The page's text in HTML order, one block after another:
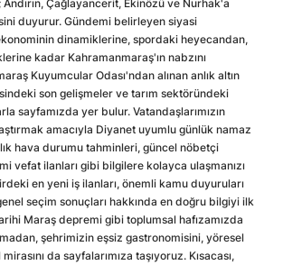
Çağlayancerit, Ekinözü ve Nurhak'a
duyurur. Gündemi belirleyen siyasi
dinamiklerine, spordaki heyecandan,
kadar Kahramanmaraş'ın nabzını
Kuyumcular Odası'ndan alınan anlık altın
son gelişmeler ve tarım sektöründeki
sayfamızda yer bulur. Vatandaşlarımızın
amacıyla Diyanet uyumlu günlük namaz
hava durumu tahminleri, güncel nöbetçi
vefat ilanları gibi bilgilere kolayca ulaşmanızı
en yeni iş ilanları, önemli kamu duyuruları
seçim sonuçları hakkında en doğru bilgiyi ilk
Maraş depremi gibi toplumsal hafızamızda
şehrimizin eşsiz gastronomisini, yöresel
da sayfalarımıza taşıyoruz. Kısacası,